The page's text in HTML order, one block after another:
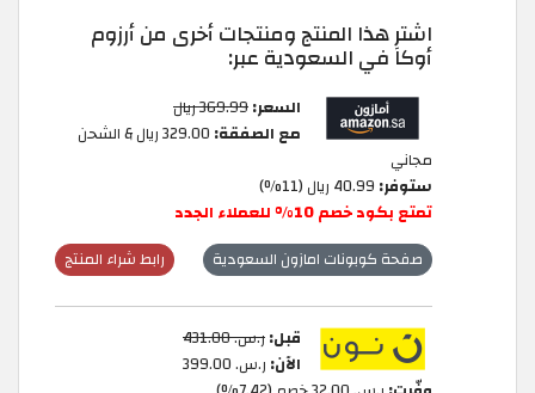
اشترِ هذا المنتج ومنتجات أخرى من أرزوم
أوكا في السعودية عبر:
السعر:369.99 ريال
مع الصفقة:
329.00 ريال & الشحن
مجاني
ستوفر:
تمتع بكود خصم 10% للعملاء الجدد
رابط شراء المنتج صفحة كوبونات امازون السعودية
قبل:ر.س.‏ 431.00
الآن: ر.س.‏ 399.00